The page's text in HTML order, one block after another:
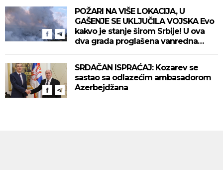
POŽARI NA VIŠE LOKACIJA, U
GAŠENJE SE UKLJUČILA VOJSKA Evo
kakvo je stanje širom Srbije! U ova
dva grada proglašena vanredna
SRDAČAN ISPRAĆAJ: Kozarev se
sastao sa odlazećim ambasadorom
Azerbejdžana